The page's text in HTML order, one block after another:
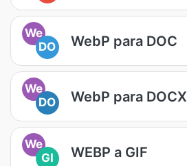
We
DO
WebP para DOC
We
DO
WebP para DOCX
We
GI
WEBP a GIF